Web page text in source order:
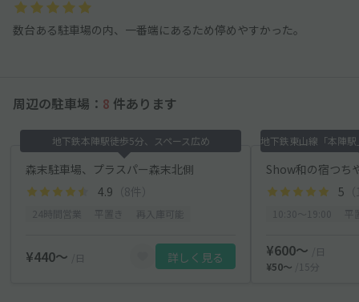
数台ある駐車場の内、一番端にあるため停めやすかった。
周辺の駐車場： 8 件あります
地下鉄本陣駅徒歩5分、スペース広め
森末駐車場、プラスパー森末北側
4.9 （8件）
¥440〜 /日 詳しく見る
Show和の宿つち
5
¥600〜
/日
¥50〜
/15分